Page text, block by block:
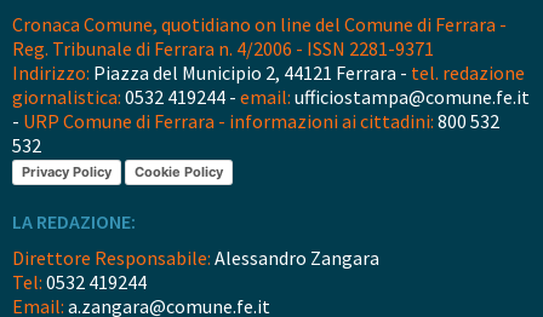
Cronaca Comune, quotidiano on line del Comune di Ferrara -
Reg. Tribunale di Ferrara n. 4/2006 - ISSN 2281-9371
Indirizzo: Piazza del Municipio 2, 44121 Ferrara - tel. redazione
giornalistica: 0532 419244 - email: ufficiostampa@comune.fe.it
- URP Comune di Ferrara - informazioni ai cittadini: 800 532
532
Privacy Policy Cookie Policy
LA REDAZIONE:
Direttore Responsabile: Alessandro Zangara
Tel: 0532 419244
Email: a.zangara@comune.fe.it